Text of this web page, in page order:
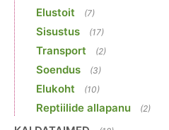
Elustoit (7)
Sisustus (17)
Transport (2)
Soendus (3)
Elukoht (10)
Reptiilide allapanu (2)